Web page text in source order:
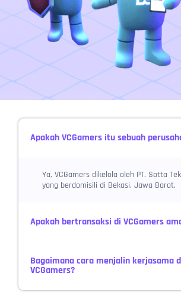
Apakah VCGamers itu sebuah
Ya, VCGamers dikelola oleh PT. Sotta
yang berdomisili di Bekasi, Jawa Barat.
Apakah bertransaksi di VCGamers
Bagaimana cara menjalin kerjasama
VCGamers?